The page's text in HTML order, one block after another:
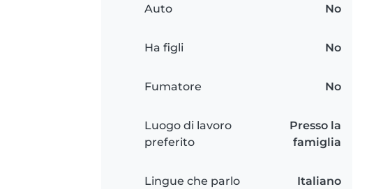
Auto No
Ha figli No
Fumatore No
Luogo di lavoro
preferito
Presso la
famiglia
Lingue che parlo Italiano